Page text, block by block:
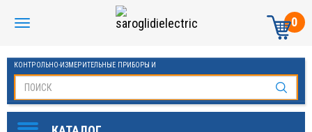
0
КОНТРОЛЬНО-ИЗМЕРИТЕЛЬНЫЕ ПРИБОРЫ И